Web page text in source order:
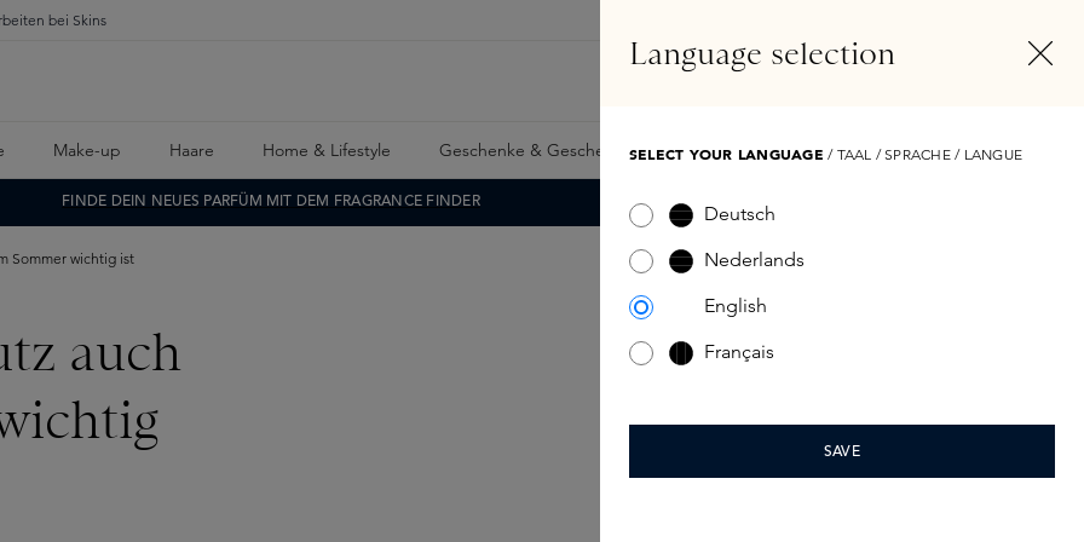
bei Skins
Make-up Haare Home & Lifestyle Geschenke & Geschenkkarte Samples Skins Exclusives Skins Boxen
FINDE DEIN NEUES PARFÜM MIT DEM FRAGRANCE FINDER
Sommer wichtig ist
auch
Language selection
SELECT YOUR LANGUAGE / TAAL / SPRACHE / LANGUE
Deutsch
Nederlands
English
Français
SAVE